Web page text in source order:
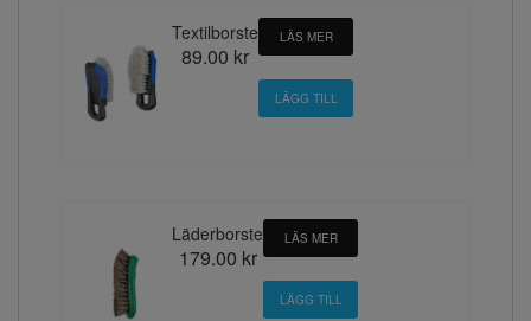
Textilborste
89.00 kr
LÄS MER
Läderborste
179.00 kr
LÄS MER